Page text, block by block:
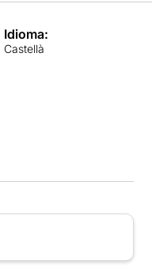
Idioma:
Castellà